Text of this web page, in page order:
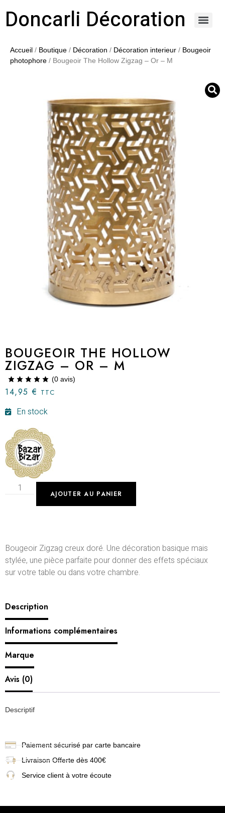
Doncarli Décoration
Accueil / Boutique / Décoration / Décoration interieur / Bougeoir
photophore / Bougeoir The Hollow Zigzag – Or – M
BOUGEOIR THE HOLLOW
ZIGZAG – OR – M
(0 avis)
14,95€ TTC
En stock
AJOUTER AU PANIER
Bougeoir Zigzag creux doré. Une décoration basique mais
stylée, une pièce parfaite pour donner des effets spéciaux
sur votre table ou dans votre chambre.
Description
Informations complémentaires
Marque
Avis (0)
Descriptif
Paiement sécurisé par carte bancaire
Livraison Offerte dès 400€
Service client à votre écoute